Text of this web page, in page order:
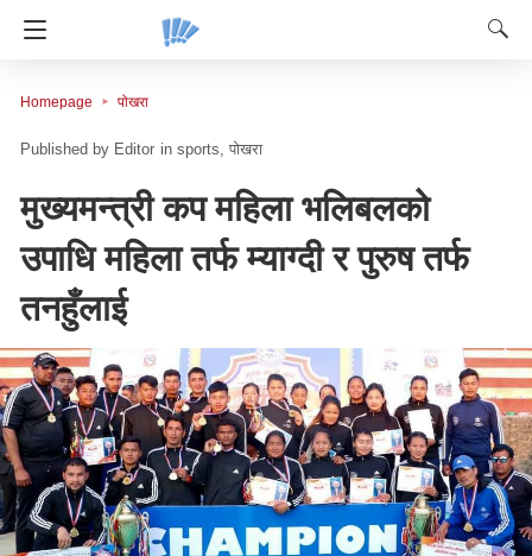
Homepage पोखरा
Editor in sports पोखरा
मुख्यमन्त्री कप महिला भलिबलको
उपाधि महिला तर्फ म्याग्दी र पुरुष तर्फ
तनहुँलाई